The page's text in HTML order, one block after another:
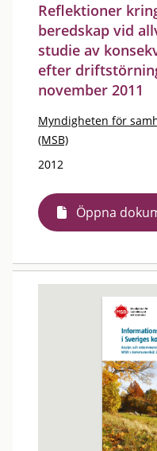
Reflektioner
beredskap vid
studie av
efter
november 2011
Myndigheten för
(MSB)
2012
Öppna